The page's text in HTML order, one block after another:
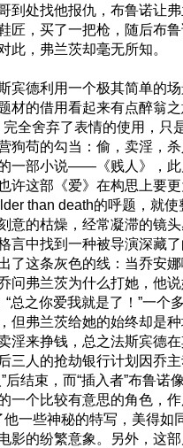
到处找他报仇，布鲁诺让
匠，买了一把枪，随后布
此，弗兰茨却毫无所知。
宾德利用一个极其简单的
材的借用看起来有点醉翁
全舍弃了表情的使用，只
狗苟的勾当：偷，卖淫，
一部小说——《贱人》，
许这部《爱》在构思上要
than death的呼题，就
意的枯燥，经常凝滞的镜
言中找到一种被导演深藏
了这条灰色的线：当乔安
问弗兰茨为什么打她，他
“总之你爱我就是了！”一个
但弗兰茨给她的始终却是
淫来挣钱，总之法斯宾德
三人的抢劫银行计划因乔
后结束，而“插入者”布鲁诺
一个比较有意思的角色，
一些神秘的特写，美得如
影的纷繁意象。另外，这